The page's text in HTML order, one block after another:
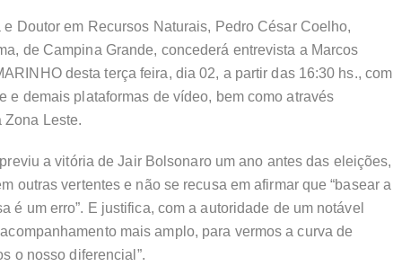
Doutor em Recursos Naturais, Pedro César Coelho,
de Campina Grande, concederá entrevista a Marcos
desta terça feira, dia 02, a partir das 16:30 hs., com
e demais plataformas de vídeo, bem como através
Zona Leste.
a vitória de Jair Bolsonaro um ano antes das eleições,
outras vertentes e não se recusa em afirmar que “basear a
é um erro”. E justifica, com a autoridade de um notável
mais amplo, para vermos a curva de
o nosso diferencial”.